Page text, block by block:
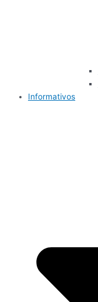
Informativos